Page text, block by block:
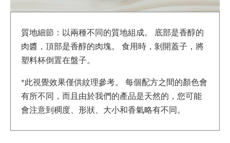
質地細節：以兩種不同的質地組成。 底部是香醇的
肉醬，頂部是香醇的肉塊。 食用時，剝開蓋子，將
塑料杯倒置在盤子。
*此視覺效果僅供紋理參考。 每個配方之間的顏色會
有所不同，而且由於我們的產品是天然的，您可能
會注意到稠度、形狀、大小和香氣略有不同。